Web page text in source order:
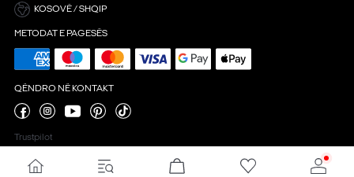
KOSOVË / SHQIP
METODAT E PAGESËS
QËNDRO NË KONTAKT
Trustpilot